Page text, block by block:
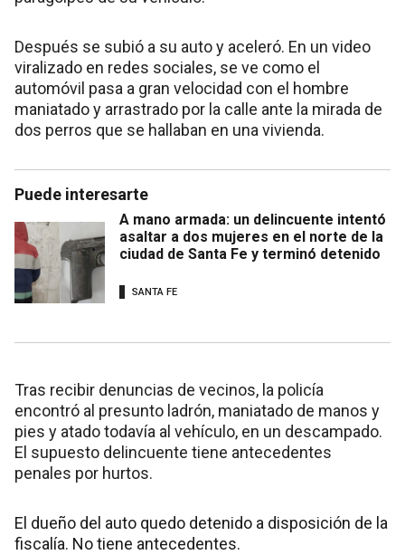
Después se subió a su auto y aceleró. En un video
viralizado en redes sociales, se ve como el
automóvil pasa a gran velocidad con el hombre
maniatado y arrastrado por la calle ante la mirada de
dos perros que se hallaban en una vivienda.
Puede interesarte
A mano armada: un delincuente intentó
asaltar a dos mujeres en el norte de la
ciudad de Santa Fe y terminó detenido
SANTA FE
Tras recibir denuncias de vecinos, la policía
encontró al presunto ladrón, maniatado de manos y
pies y atado todavía al vehículo, en un descampado.
El supuesto delincuente tiene antecedentes
penales por hurtos.
El dueño del auto quedo detenido a disposición de la
fiscalía. No tiene antecedentes.